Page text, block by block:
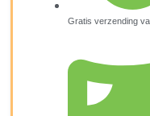
Gratis verzending